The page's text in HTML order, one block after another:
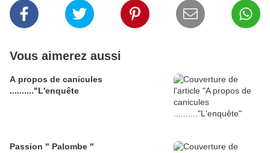
Vous aimerez aussi
A propos de canicules
.........."L'enquête
Passion " Palombe "